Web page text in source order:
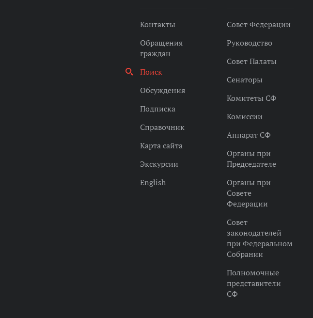
Контакты
Обращения
граждан
Поиск
Обсуждения
Подписка
Справочник
Карта сайта
Экскурсии
English
Совет Федерации
Руководство
Совет Палаты
Сенаторы
Комитеты СФ
Комиссии
Аппарат СФ
Органы при
Председателе
Органы при
Совете
Федерации
Совет
законодателей
при Федеральном
Собрании
Полномочные
представители
СФ